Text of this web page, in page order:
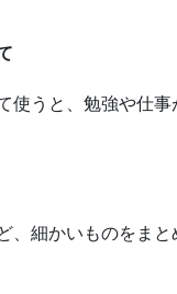
使うと、勉強や仕事
、細かいものをまと